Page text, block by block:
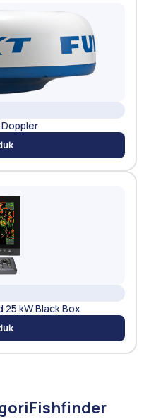
25 kW Black Box
Fishfinder